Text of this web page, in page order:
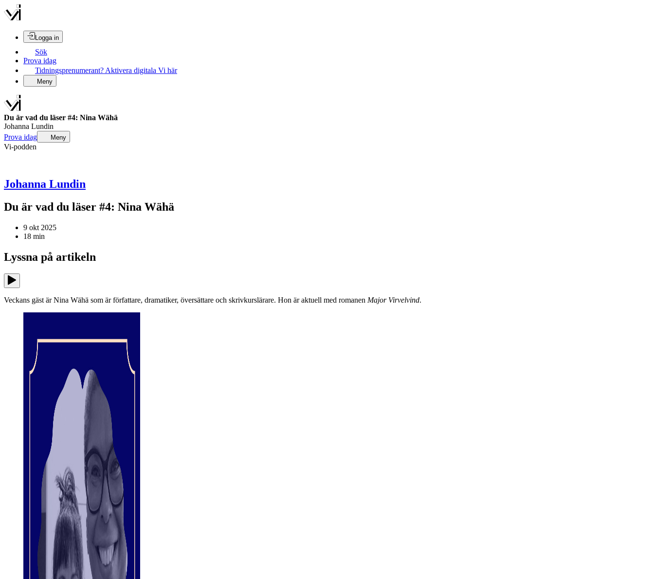
Logga in
Sök
Prova idag
Tidningsprenumerant? Aktivera digitala Vi här
Meny
Du är vad du läser #4: Nina Wähä
Johanna Lundin
Prova idag
Meny
Vi-podden
Johanna Lundin
Du är vad du läser #4: Nina Wähä
9 okt 2025
18 min
Lyssna på artikeln
Veckans gäst är Nina Wähä som är författare, dramatiker, översättare och skrivkurslärare. Hon är aktuell med romanen Major Virvelvind.